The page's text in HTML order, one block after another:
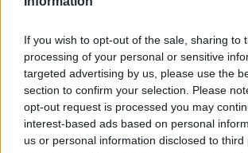
If you wish to opt-out of the sale, sharing to
processing of your personal or sensitive
targeted advertising by us, please use the
section to confirm your selection. Please
opt-out request is processed you may
interest-based ads based on personal
us or personal information disclosed to
personalen tills alla turer kring de
utredda.
- Det beror på hur
spekulanterna och GM går, men
börjar de avveckla här så